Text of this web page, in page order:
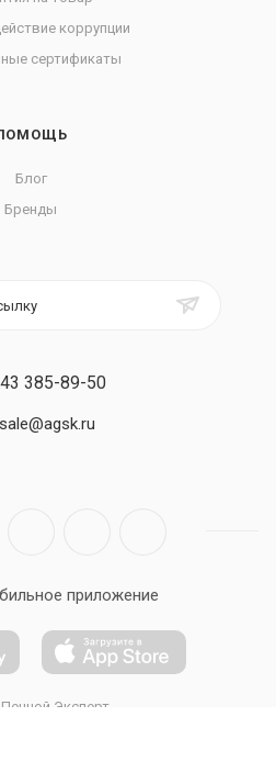
коррупции
сертификаты
Блог
Бренды
385-89-50
sale@agsk.ru
приложение
Эксперт